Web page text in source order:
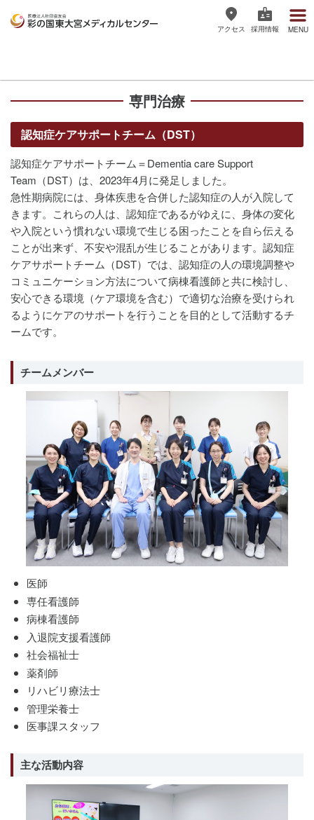
メディカルセンター
アクセス 採用情報 MENU
専門治療
認知症ケアサポートチーム（DST）
認知症ケアサポートチーム＝Dementia care Support
Team（DST）は、2023年4月に発足しました。
急性期病院には、身体疾患を合併した認知症の人が入院して
きます。これらの人は、認知症であるがゆえに、身体の変化
や入院という慣れない環境で生じる困ったことを自ら伝える
ことが出来ず、不安や混乱が生じることがあります。認知症
ケアサポートチーム（DST）では、認知症の人の環境調整や
コミュニケーション方法について病棟看護師と共に検討し、
安心できる環境（ケア環境を含む）で適切な治療を受けられ
るようにケアのサポートを行うことを目的として活動するチ
ームです。
チームメンバー
医師
専任看護師
病棟看護師
入退院支援看護師
社会福祉士
薬剤師
リハビリ療法士
管理栄養士
医事課スタッフ
主な活動内容